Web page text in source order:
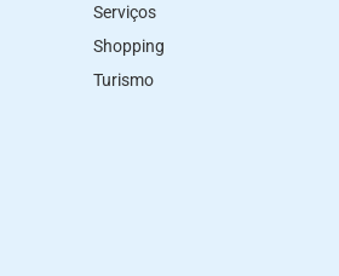
Serviços
Shopping
Turismo